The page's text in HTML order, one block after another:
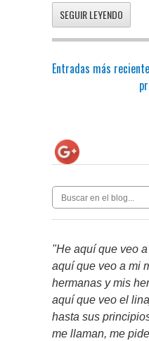
SEGUIR LEYENDO
Entradas más
"He aquí que veo
aquí que veo a mi
hermanas y mis
aquí que veo el
hasta sus
me llaman, me